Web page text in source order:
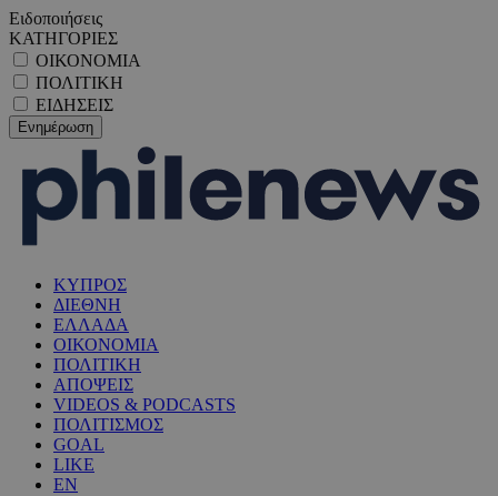
Ειδοποιήσεις
ΚΑΤΗΓΟΡΙΕΣ
ΟΙΚΟΝΟΜΙΑ
ΠΟΛΙΤΙΚΗ
ΕΙΔΗΣΕΙΣ
ΚΥΠΡΟΣ
ΔΙΕΘΝΗ
ΕΛΛΑΔΑ
ΟΙΚΟΝΟΜΙΑ
ΠΟΛΙΤΙΚΗ
ΑΠΟΨΕΙΣ
VIDEOS & PODCASTS
ΠΟΛΙΤΙΣΜΟΣ
GOAL
LIKE
EN